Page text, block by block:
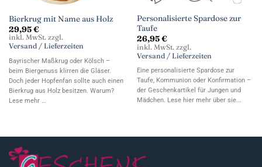
Bierkrug mit Name aus Holz
29,95€
inkl. MwSt. zzgl.
Versand / Lieferzeiten
Bayrischer Maßkrug oder Kölsch –
beim Biergenuss klirren die Gläser.
Doch jeder Hopfenfan sollte auch einen
Bierkrug aus Holz besitzen. Warum?
Lese mehr …
Personalisierte Spardose zur
Taufe
26,95€
inkl. MwSt. zzgl.
Versand / Lieferzeiten
Eine personalisierte Spardose zur
Taufe, Kommunion oder Konfirmation –
der Geschenkartikel für Jungen und
Mädchen. Lese hier mehr über sie...